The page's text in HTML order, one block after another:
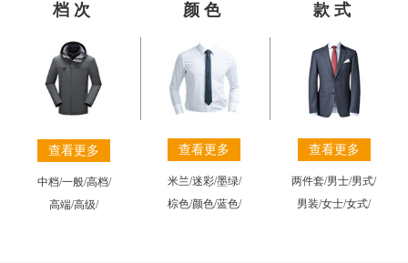
档次
查看更多
中档/一般/高档/
高端/高级/
颜色
查看更多
米兰/迷彩/墨绿/
棕色/颜色/蓝色/
款式
查看更多
两件套/男士/男式/
男装/女士/女式/